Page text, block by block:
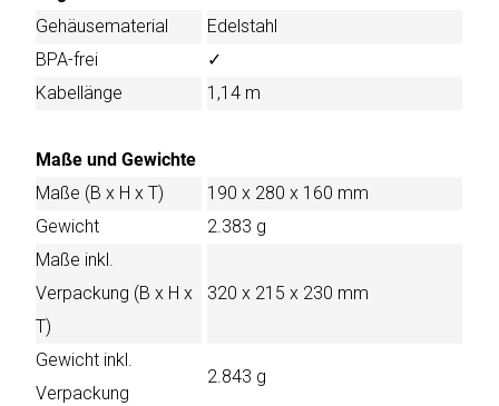
Gehäusematerial
Edelstahl
BPA-frei
✓
Kabellänge
1,14 m
Maße und Gewichte
Maße (B x H x T)
190 x 280 x 160 mm
Gewicht
2.383 g
Maße inkl.
Verpackung (B x H x
T)
320 x 215 x 230 mm
Gewicht inkl.
Verpackung
2.843 g